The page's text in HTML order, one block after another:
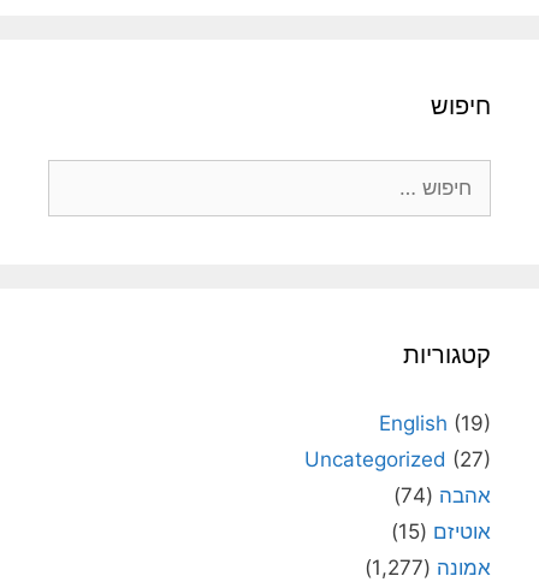
חיפוש
קטגוריות
English (19)
Uncategorized (27)
אהבה (74)
אוטיזם (15)
אמונה (1,277)